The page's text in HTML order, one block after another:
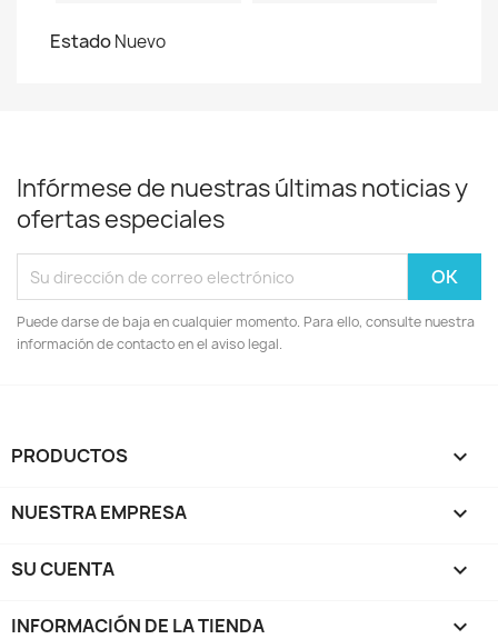
EstadoNuevo
Infórmese de nuestras últimas noticias y
ofertas especiales
Puede darse de baja en cualquier momento. Para ello, consulte nuestra
información de contacto en el aviso legal.
PRODUCTOS 
NUESTRA EMPRESA 
SU CUENTA 
INFORMACIÓN DE LA TIENDA keyboard_arrow_down